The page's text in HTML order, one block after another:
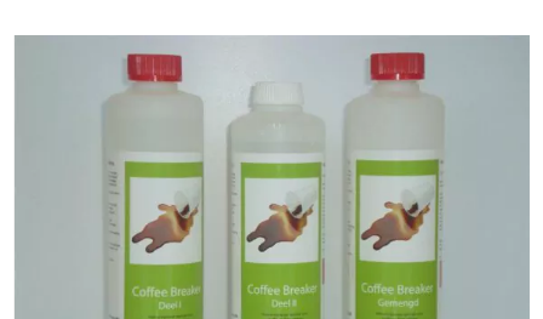
In Winkelwagen